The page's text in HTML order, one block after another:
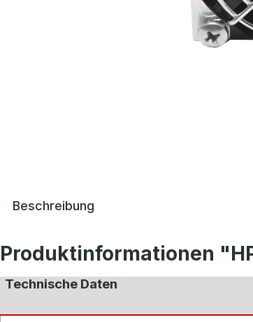
Beschreibung
Produktinformationen
Technische Daten